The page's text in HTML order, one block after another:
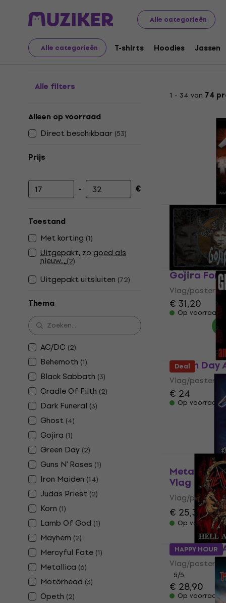
Alle categorieën
Alle categorieën T-shirts Hoodies Jassen
Merch Muzikale merchandise Vlaggen en posters
Vlaggen en posters
Alle filters
Alleen op voorraad
Direct beschikbaar (53)
Prijs
Minimumprijs
- Maximumprijs
€
Toestand
Met korting (1)
Uitgepakt, zo goed als
nieuw...(2)
Uitgepakt uitsluiten (72)
Thema
AC/DC (2)
Behemoth (1)
Black Sabbath (3)
Cradle Of Filth (2)
Dark Funeral (3)
Ghost (4)
Gojira (1)
Green Day (2)
Guns N' Roses (1)
Iron Maiden (14)
Judas Priest (2)
Korn (1)
Lamb Of God (1)
Mayhem (2)
Mercyful Fate (1)
Metallica (6)
Motörhead (3)
Opeth (2)
1 - 34 van 74
Metallica
Vlag
Vlag/poster
€ 30,50
Op voorraad
Gojira
Vlag/poster
€ 31,20
Op voorraad
Green Day
Vlag/poster
€ 24
Op voorraad
Deal
Metallica
Vlag
Vlag/poster
€ 25,30€
Op voorraad
Slayer Hell
Vlag/poster
5/5
€ 28,90
Op voorraad
HAPPY HOUR